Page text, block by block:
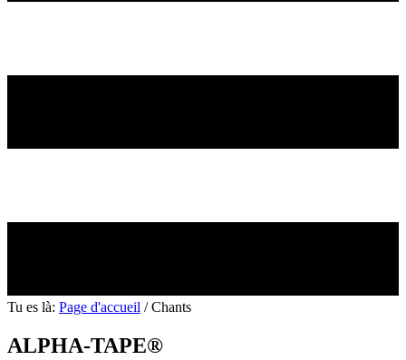
Tu es là: Page d'accueil /Chants
ALPHA-TAPE®